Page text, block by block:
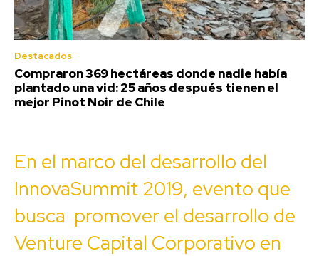
Destacados
Compraron 369 hectáreas donde nadie había
plantado una vid: 25 años después tienen el
mejor Pinot Noir de Chile
En el marco del desarrollo del
InnovaSummit 2019, evento que
busca promover el desarrollo de
Venture Capital Corporativo en